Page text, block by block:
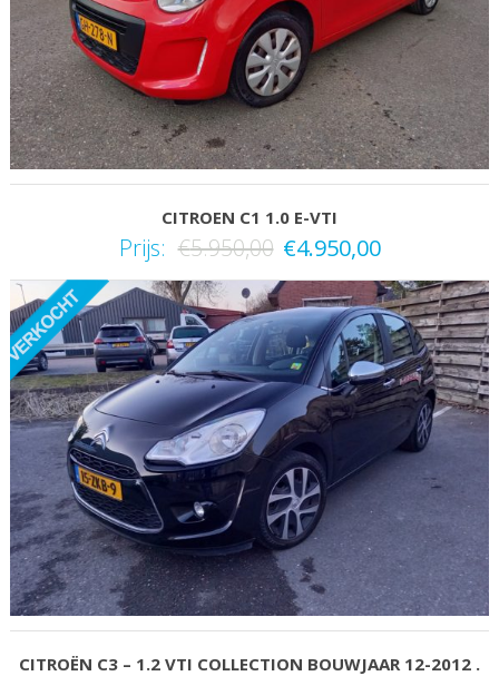
CITROEN C1 1.0 E-VTI
Prijs: €5.950,00 €4.950,00
CITROËN C3 – 1.2 VTI COLLECTION BOUWJAAR 12-2012 .